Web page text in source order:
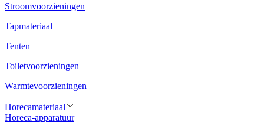
Stroomvoorzieningen
Tapmateriaal
Tenten
Toiletvoorzieningen
Warmtevoorzieningen
Horecamateriaal
Horeca-apparatuur